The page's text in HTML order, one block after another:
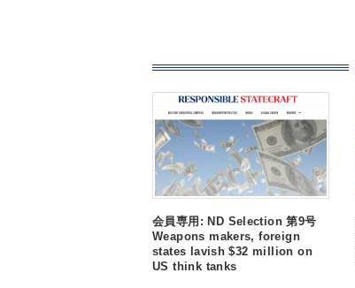
会員専用: ND Selection 第9号
Weapons makers, foreign
states lavish $32 million on
US think tanks